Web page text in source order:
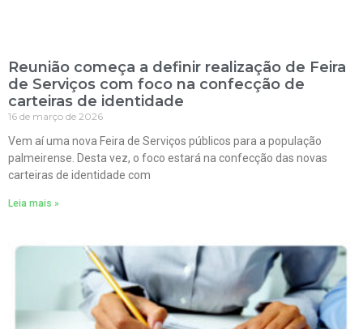
Reunião começa a definir realização de Feira
de Serviços com foco na confecção de
carteiras de identidade
16 de março de 2026
Vem aí uma nova Feira de Serviços públicos para a população
palmeirense. Desta vez, o foco estará na confecção das novas
carteiras de identidade com
Leia mais »